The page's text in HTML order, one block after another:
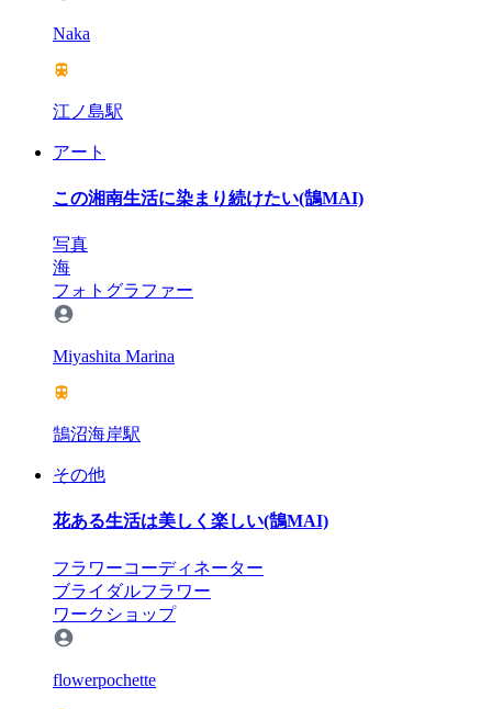
Naka
江ノ島駅
アート
この湘南生活に染まり続けたい(鵠MAI)
写真
海
フォトグラファー
Miyashita Marina
鵠沼海岸駅
その他
花ある生活は美しく楽しい(鵠MAI)
フラワーコーディネーター
ブライダルフラワー
ワークショップ
flowerpochette